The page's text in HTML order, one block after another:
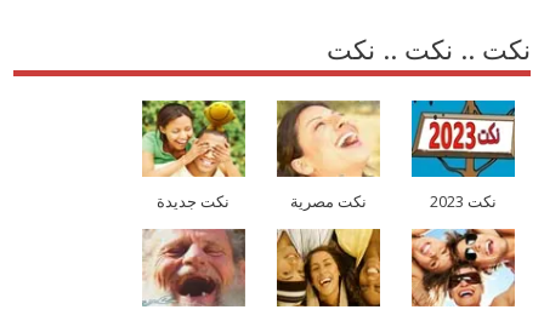
نكت .. نكت .. نكت
نكت 2023 نكت مصرية نكت جديدة